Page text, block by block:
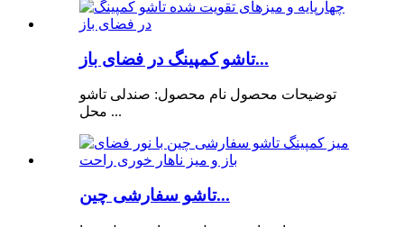
تاشو کمپینگ در فضای باز...
توضیحات محصول نام محصول: صندلی تاشو
محل ...
تاشو سفارشی چین...